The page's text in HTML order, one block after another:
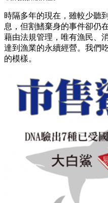
時隔多年的現在，雖較少聽
息，但割鰭棄身的事件卻仍
藉由法規管理，唯有漁民、
達到漁業的永續經營。我們
的模樣。